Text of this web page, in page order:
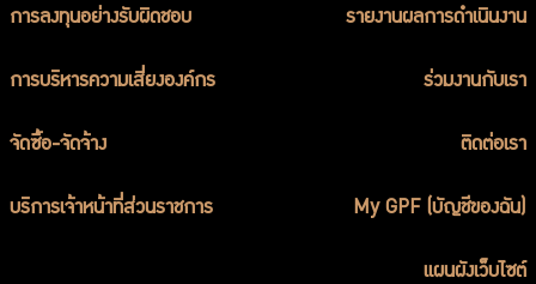
การลงทุนอย่างรับผิดชอบ รายงานผลการดำเนินงาน
การบริหารความเสี่ยงองค์กร ร่วมงานกับเรา
จัดซื้อ-จัดจ้าง ติดต่อเรา
บริการเจ้าหน้าที่ส่วนราชการ My GPF (บัญชีของฉัน)
แผนผังเว็บไซต์